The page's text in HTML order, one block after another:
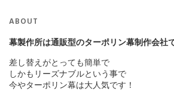
ABOUT
幕製作所は通販型のターポリン幕制作会社
差し替えがとっても簡単で
しかもリーズナブルという事で
今やターポリン幕は大人気です！